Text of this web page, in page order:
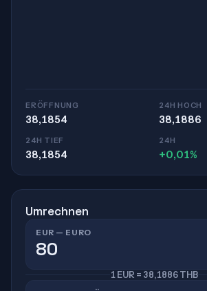
ERÖFFNUNG
38,1854
24H HOCH
38,1886
24H TIEF
38,1854
24H
+0,01%
Umrechnen
EUR — EURO
1 EUR = 38,1886 THB